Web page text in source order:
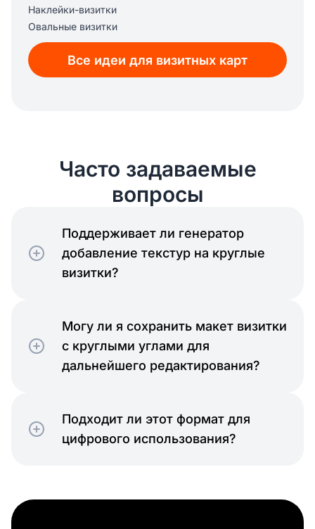
Наклейки-визитки
Овальные визитки
Перламутровые визитки
Пластиковые визитки
Плотные визитные карточки
Тисненые глянцевые визитки
Хлопковые визитки
Экологичные визитные карточки
Все идеи для визитных карт
Часто задаваемые
вопросы
Поддерживает ли генератор
добавление текстур на круглые
визитки?
Могу ли я сохранить макет визитки
с круглыми углами для
дальнейшего редактирования?
Подходит ли этот формат для
цифрового использования?